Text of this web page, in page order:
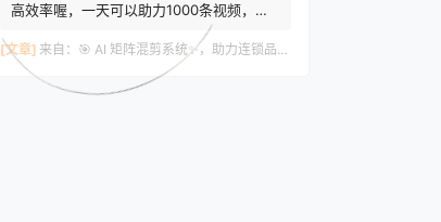
高效率喔，一天可以助力1000条视频，中
[文章] 来自： 🎯 AI 矩阵混剪系统✨，助力连锁品牌短视频全域高效运营🚀